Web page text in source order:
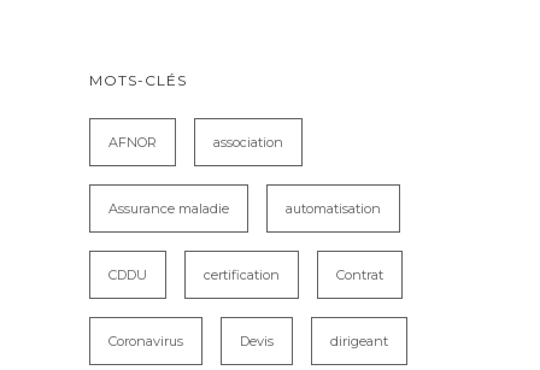
MOTS-CLÉS
AFNOR association
Assurance maladie automatisation
CDDU certification Contrat
Coronavirus Devis dirigeant